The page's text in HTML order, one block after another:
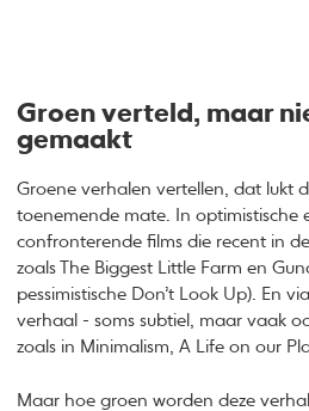
Groen verteld, maar
gemaakt
Groene verhalen vertellen, dat lukt
toenemende mate. In optimistische
confronterende films die recent in
zoals The Biggest Little Farm en
pessimistische Don’t Look Up). En
verhaal - soms subtiel, maar vaak
zoals in Minimalism, A Life on our
Maar hoe groen worden deze